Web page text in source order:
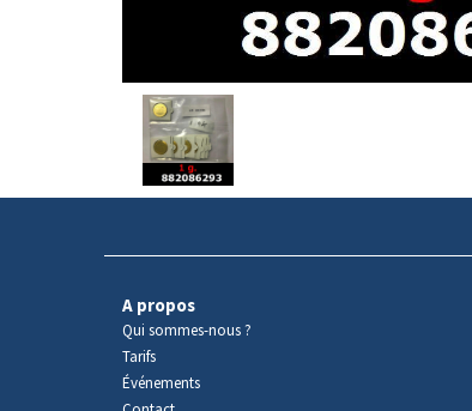
Avers
produit
A propos
Qui sommes-nous ?
Tarifs
Événements